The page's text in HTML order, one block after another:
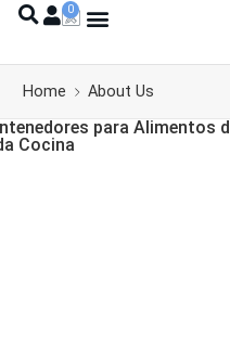
Home About Us
para Alimentos
Cocina